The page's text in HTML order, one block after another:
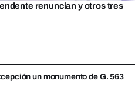
renuncian y otros tres
un monumento de G. 563